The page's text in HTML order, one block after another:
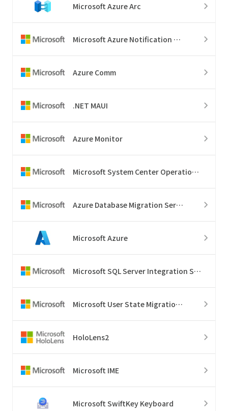
Microsoft Azure Arc
Microsoft Azure Notification Hubs
Azure Comm
.NET MAUI
Azure Monitor
Microsoft System Center Operations Manager
Azure Database Migration Service
Microsoft Azure
Microsoft SQL Server Integration Services
Microsoft User State Migration Tool
HoloLens2
Microsoft IME
Microsoft SwiftKey Keyboard